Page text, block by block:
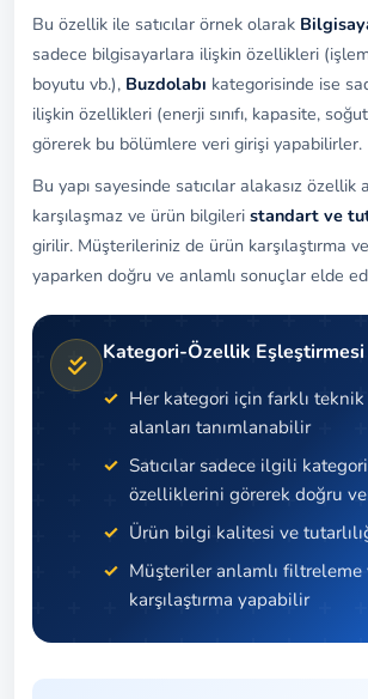
Bu özellik ile satıcılar örnek olarak
sadece bilgisayarlara ilişkin özellikleri
boyutu vb.), Buzdolabı kategorisinde ise
ilişkin özellikleri (enerji sınıfı, kapasite,
görerek bu bölümlere veri girişi yapabilirler.
Bu yapı sayesinde satıcılar alakasız özellik
karşılaşmaz ve ürün bilgileri standart ve
girilir. Müşterileriniz de ürün karşılaştırma
yaparken doğru ve anlamlı sonuçlar elde
Kategori-Özellik Eşleştirmesi
Her kategori için farklı
alanları tanımlanabilir
Satıcılar sadece ilgili
özelliklerini görerek doğru
Ürün bilgi kalitesi ve
Müşteriler anlamlı filtreleme
karşılaştırma yapabilir